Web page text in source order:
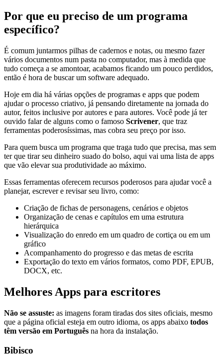
Por que eu preciso de um programa
específico?
É comum juntarmos pilhas de cadernos e notas, ou mesmo fazer
vários documentos num pasta no computador, mas à medida que
tudo começa a se amontoar, acabamos ficando um pouco perdidos,
então é hora de buscar um software adequado.
Hoje em dia há várias opções de programas e apps que podem
ajudar o processo criativo, já pensando diretamente na jornada do
autor, feitos inclusive por autores e para autores. Você pode já ter
ouvido falar de alguns como o famoso Scrivener, que traz
ferramentas poderosíssimas, mas cobra seu preço por isso.
Para quem busca um programa que traga tudo que precisa, mas sem
ter que tirar seu dinheiro suado do bolso, aqui vai uma lista de apps
que vão elevar sua produtividade ao máximo.
Essas ferramentas oferecem recursos poderosos para ajudar você a
planejar, escrever e revisar seu livro, como:
Criação de fichas de personagens, cenários e objetos
Organização de cenas e capítulos em uma estrutura
hierárquica
Visualização do enredo em um quadro de cortiça ou em um
gráfico
Acompanhamento do progresso e das metas de escrita
Exportação do texto em vários formatos, como PDF, EPUB,
DOCX, etc.
Melhores Apps para escritores
Não se assuste: as imagens foram tiradas dos sites oficiais, mesmo
que a página oficial esteja em outro idioma, os apps abaixo todos
têm versão em Português na hora da instalação.
Bibisco